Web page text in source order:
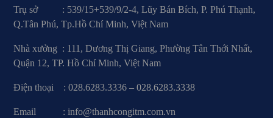
Trụ sở : 539/15+539/9/2-4, Lũy Bán Bích, P. Phú Thạnh,
Q.Tân Phú, Tp.Hồ Chí Minh, Việt Nam
Nhà xưởng : 111, Dương Thị Giang, Phường Tân Thới Nhất,
Quận 12, TP. Hồ Chí Minh, Việt Nam
Điện thoại : 028.6283.3336 – 028.6283.3338
Email : info@thanhcongitm.com.vn